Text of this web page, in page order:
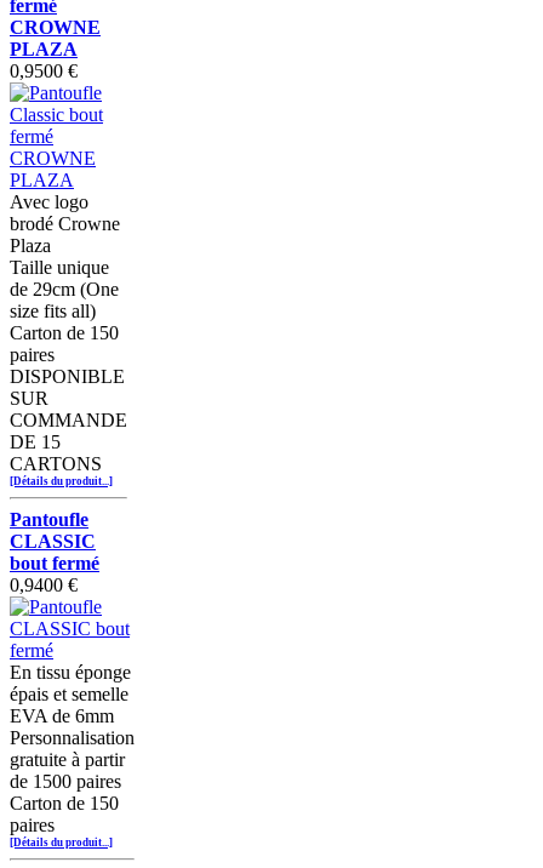
fermé
CROWNE
PLAZA
0,9500 €
Avec logo
brodé Crowne
Plaza
Taille unique
de 29cm (One
size fits all)
Carton de 150
paires
DISPONIBLE
SUR
COMMANDE
DE 15
CARTONS
[Détails du produit...]
Pantoufle
CLASSIC
bout fermé
0,9400 €
En tissu éponge
épais et semelle
EVA de 6mm
Personnalisation
gratuite à partir
de 1500 paires
Carton de 150
paires
[Détails du produit...]